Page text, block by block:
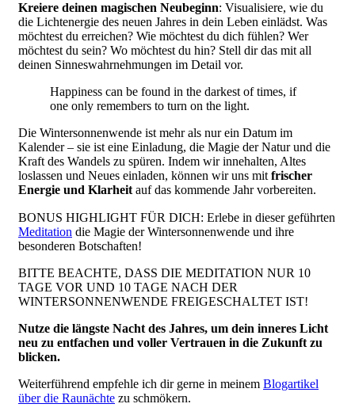
Kreiere deinen magischen Neubeginn: Visualisiere, wie du
die Lichtenergie des neuen Jahres in dein Leben einlädst. Was
möchtest du erreichen? Wie möchtest du dich fühlen? Wer
möchtest du sein? Wo möchtest du hin? Stell dir das mit all
deinen Sinneswahrnehmungen im Detail vor.
Happiness can be found in the darkest of times, if
one only remembers to turn on the light.
Die Wintersonnenwende ist mehr als nur ein Datum im
Kalender – sie ist eine Einladung, die Magie der Natur und die
Kraft des Wandels zu spüren. Indem wir innehalten, Altes
loslassen und Neues einladen, können wir uns mit frischer
Energie und Klarheit auf das kommende Jahr vorbereiten.
BONUS HIGHLIGHT FÜR DICH: Erlebe in dieser geführten
Meditation die Magie der Wintersonnenwende und ihre
besonderen Botschaften!
BITTE BEACHTE, DASS DIE MEDITATION NUR 10
TAGE VOR UND 10 TAGE NACH DER
WINTERSONNENWENDE FREIGESCHALTET IST!
Nutze die längste Nacht des Jahres, um dein inneres Licht
neu zu entfachen und voller Vertrauen in die Zukunft zu
blicken.
Weiterführend empfehle ich dir gerne in meinem Blogartikel
über die Raunächte zu schmökern.